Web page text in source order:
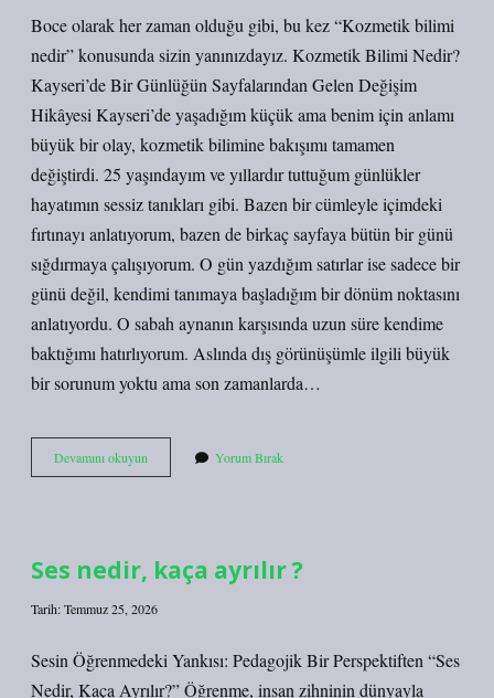
Boce olarak her zaman olduğu gibi, bu kez “Kozmetik bilimi
nedir” konusunda sizin yanınızdayız. Kozmetik Bilimi Nedir?
Kayseri’de Bir Günlüğün Sayfalarından Gelen Değişim
Hikâyesi Kayseri’de yaşadığım küçük ama benim için anlamı
büyük bir olay, kozmetik bilimine bakışımı tamamen
değiştirdi. 25 yaşındayım ve yıllardır tuttuğum günlükler
hayatımın sessiz tanıkları gibi. Bazen bir cümleyle içimdeki
fırtınayı anlatıyorum, bazen de birkaç sayfaya bütün bir günü
sığdırmaya çalışıyorum. O gün yazdığım satırlar ise sadece bir
günü değil, kendimi tanımaya başladığım bir dönüm noktasını
anlatıyordu. O sabah aynanın karşısında uzun süre kendime
baktığımı hatırlıyorum. Aslında dış görünüşümle ilgili büyük
bir sorunum yoktu ama son zamanlarda…
Devamını okuyun Kozmetik
bilimi
Yorum Bırak
Ses nedir, kaça ayrılır ?
Tarih: Temmuz 25, 2026
Sesin Öğrenmedeki Yankısı: Pedagojik Bir Perspektiften “Ses
Nedir, Kaça Ayrılır?” Öğrenme, insan zihninin dünyayla